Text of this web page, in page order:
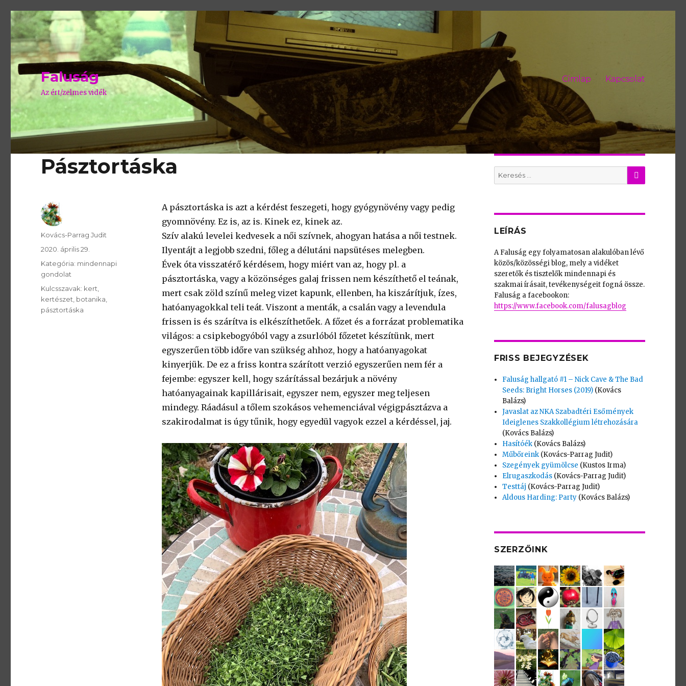
Faluság
Az ért/zelmes vidék
Címlap Kapcsolat
Pásztortáska
A pásztortáska is azt a kérdést feszegeti, hogy gyógynövény vagy pedig
gyomnövény. Ez is, az is. Kinek ez, kinek az.
Szív alakú levelei kedvesek a női szívnek, ahogyan hatása a női testnek.
Ilyentájt a legjobb szedni, főleg a délutáni napsütéses melegben.
Évek óta visszatérő kérdésem, hogy miért van az, hogy pl. a
pásztortáska, vagy a közönséges galaj frissen nem készíthető el teának,
mert csak zöld színű meleg vizet kapunk, ellenben, ha kiszárítjuk, ízes,
hatóanyagokkal teli teát. Viszont a menták, a csalán vagy a levendula
frissen is és szárítva is elkészíthetőek. A főzet és a forrázat problematika
világos: a csipkebogyóból vagy a zsurlóból főzetet készítünk, mert
egyszerűen több időre van szükség ahhoz, hogy a hatóanyagokat
kinyerjük. De ez a friss kontra szárított verzió egyszerűen nem fér a
fejembe: egyszer kell, hogy szárítással bezárjuk a növény
hatóanyagainak kapillárisait, egyszer nem, egyszer meg teljesen
mindegy. Ráadásul a tőlem szokásos vehemenciával végigpásztázva a
szakirodalmat is úgy tűnik, hogy egyedül vagyok ezzel a kérdéssel, jaj.
SzerzÅ
Kovács-Parrag Judit
Közzétéve:
2020. április 29.
Kategória: Kategória:
mindennapi
gondolat
Kulcsszavak: Kulcsszavak:
kert
kertészet botanika
pásztortáska
Search
for:
KERES
LEÍRÁS
A Faluság egy folyamatosan alakulóban lévő
közös/közösségi blog, mely a vidéket
szeretők és tisztelők mindennapi és
szakmai írásait, tevékenységeit fogná össze.
Faluság a facebookon:
https://www.facebook.com/falusagblog
FRISS BEJEGYZÉSEK
Faluság hallgató #1 – Nick Cave & The Bad
Seeds: Bright Horses (2019) (Kovács
Balázs)
Javaslat az NKA Szabadtéri Esőmények
Ideiglenes Szakkollégium létrehozására
(Kovács Balázs)
Hasítóék (Kovács Balázs)
Műbőreink (Kovács-Parrag Judit)
Szegények gyümölcse (Kustos Irma)
Elrugaszkodás (Kovács-Parrag Judit)
Testtáj (Kovács-Parrag Judit)
Aldous Harding: Party (Kovács Balázs)
SZERZŐINK